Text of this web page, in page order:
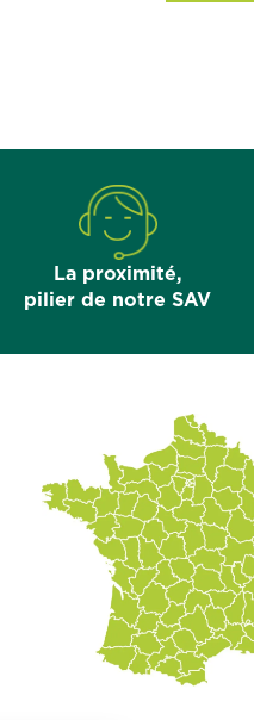
La proximité,
pilier de notre SAV